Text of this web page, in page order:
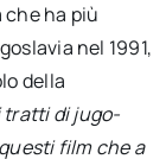
ha più
nel 1991,
della
tratti di jugo-
film che a